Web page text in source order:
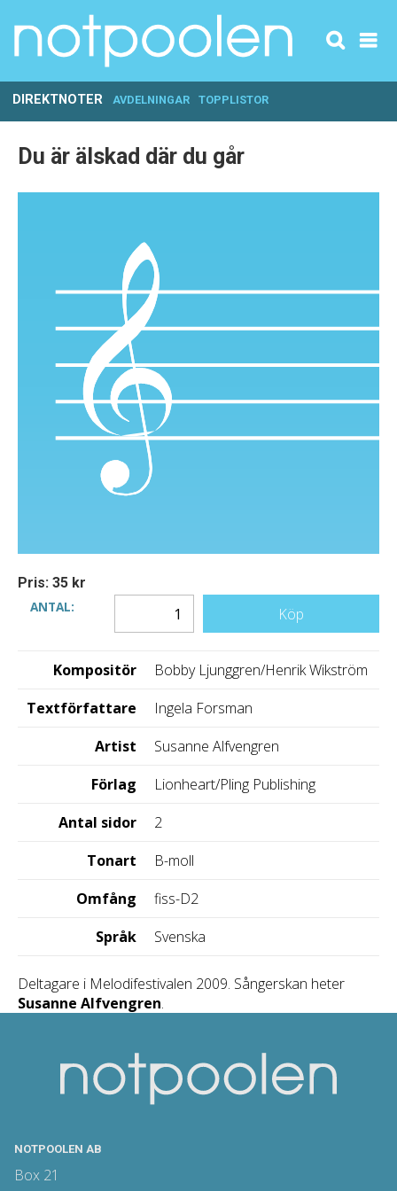
DIREKTNOTER AVDELNINGAR TOPPLISTOR
Du är älskad där du går
Pris: 35 kr
ANTAL:
Köp
Kompositör
Bobby Ljunggren/Henrik Wikström
Textförfattare
Ingela Forsman
Artist
Susanne Alfvengren
Förlag
Lionheart/Pling Publishing
Antal sidor
2
Tonart
B-moll
Omfång
fiss-D2
Språk
Svenska
Deltagare i Melodifestivalen 2009. Sångerskan heter
Susanne Alfvengren.
NOTPOOLEN AB
Box 21